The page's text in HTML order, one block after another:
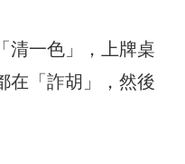
清一色」，上牌桌
在「詐胡」，然後